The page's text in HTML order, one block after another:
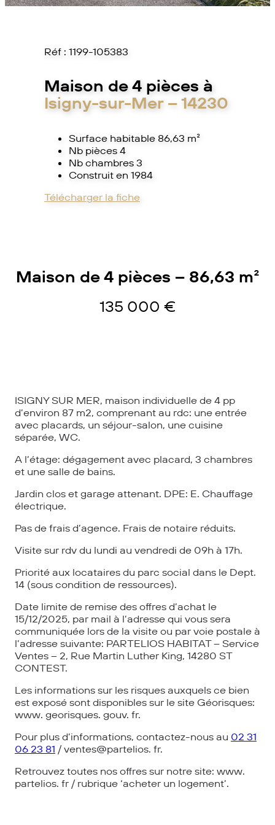
Réf : 1199-105383
Maison de 4 pièces à
Isigny-sur-Mer – 14230
Surface habitable 86,63 m²
Nb pièces 4
Nb chambres 3
Construit en 1984
Télécharger la fiche
Maison de 4 pièces – 86,63 m²
135 000 €
ISIGNY SUR MER, maison individuelle de 4 pp
d’environ 87 m2, comprenant au rdc: une entrée
avec placards, un séjour-salon, une cuisine
séparée, WC.
A l’étage: dégagement avec placard, 3 chambres
et une salle de bains.
Jardin clos et garage attenant. DPE: E. Chauffage
électrique.
Pas de frais d’agence. Frais de notaire réduits.
Visite sur rdv du lundi au vendredi de 09h à 17h.
Priorité aux locataires du parc social dans le Dept.
14 (sous condition de ressources).
Date limite de remise des offres d’achat le
15/12/2025, par mail à l’adresse qui vous sera
communiquée lors de la visite ou par voie postale à
l’adresse suivante: PARTELIOS HABITAT – Service
Ventes – 2, Rue Martin Luther King, 14280 ST
CONTEST.
Les informations sur les risques auxquels ce bien
est exposé sont disponibles sur le site Géorisques:
www. georisques. gouv. fr.
Pour plus d’informations, contactez-nous au 02 31
06 23 81 / ventes@partelios. fr.
Retrouvez toutes nos offres sur notre site: www.
partelios. fr / rubrique ‘acheter un logement’.